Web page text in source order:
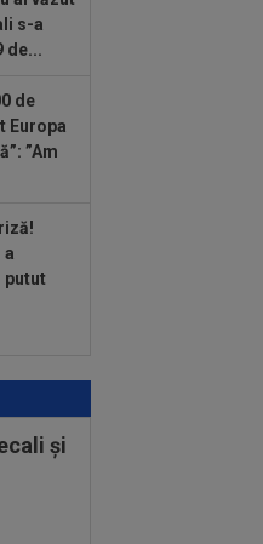
s-a
de...
de
Europa
”Am
a
putut
și